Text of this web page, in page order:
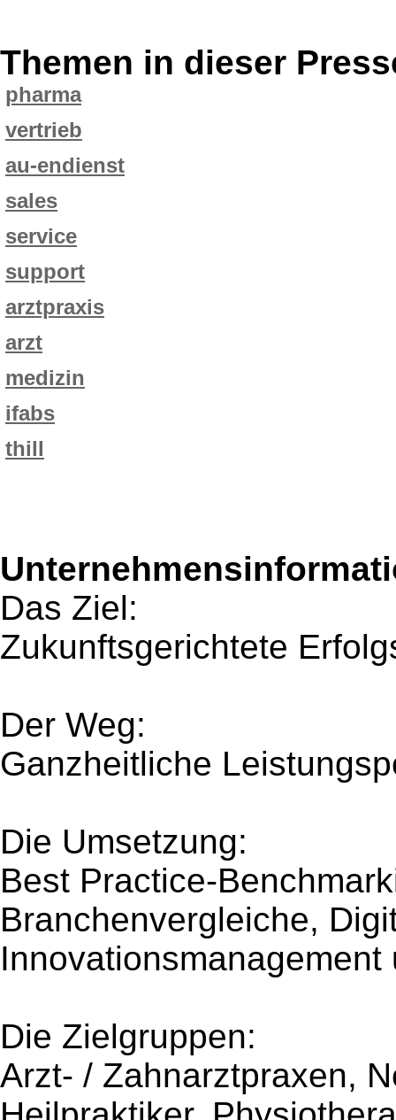
Themen in dieser
pharma
vertrieb
au-endienst
sales
service
support
arztpraxis
arzt
medizin
ifabs
thill
Das Ziel:
Zukunftsgerichtete
Der Weg:
Ganzheitliche
Die Umsetzung:
Best Practice-
Branchenvergleiche,
Die Zielgruppen:
Arzt- / Zahnarztpraxen,